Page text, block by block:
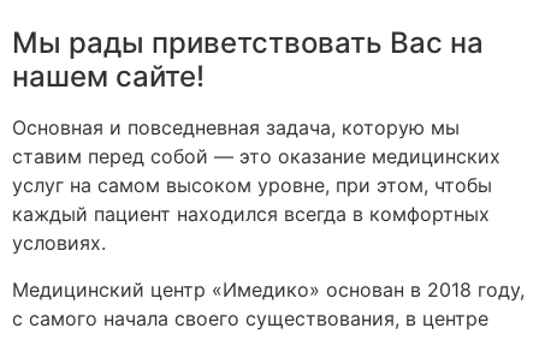
Мы рады приветствовать Вас на
нашем сайте!
Основная и повседневная задача, которую мы
ставим перед собой — это оказание медицинских
услуг на самом высоком уровне, при этом, чтобы
каждый пациент находился всегда в комфортных
условиях.
Медицинский центр «Имедико» основан в 2018 году,
с самого начала своего существования, в центре